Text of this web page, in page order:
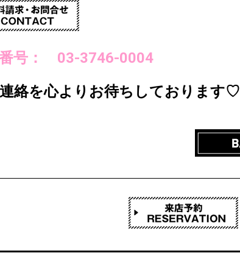
号： 03-3746-0004
絡を心よりお待ちしております♡